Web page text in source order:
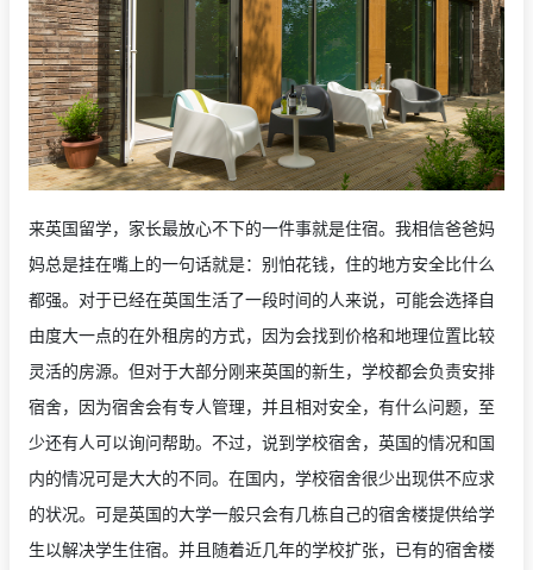
来英国留学，家长最放心不下的一件事就是住宿。我相信爸爸妈
妈总是挂在嘴上的一句话就是：别怕花钱，住的地方安全比什么
都强。对于已经在英国生活了一段时间的人来说，可能会选择自
由度大一点的在外租房的方式，因为会找到价格和地理位置比较
灵活的房源。但对于大部分刚来英国的新生，学校都会负责安排
宿舍，因为宿舍会有专人管理，并且相对安全，有什么问题，至
少还有人可以询问帮助。不过，说到学校宿舍，英国的情况和国
内的情况可是大大的不同。在国内，学校宿舍很少出现供不应求
的状况。可是英国的大学一般只会有几栋自己的宿舍楼提供给学
生以解决学生住宿。并且随着近几年的学校扩张，已有的宿舍楼